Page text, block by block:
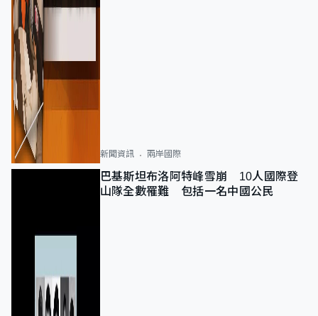
新聞資訊 兩岸國際
巴基斯坦布洛阿特峰雪崩 10人國際登
山隊全數罹難 包括一名中國公民